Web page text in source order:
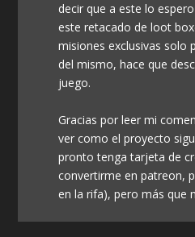
decir que a este lo
este retacado de loot
misiones exclusivas solo
del mismo, hace que
juego.
Gracias por leer mi
ver como el proyecto
pronto tenga tarjeta de
convertirme en patreon,
en la rifa), pero más que